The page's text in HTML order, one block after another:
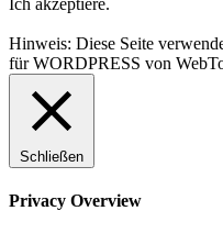
Hinweis: Diese Seite
für WORDPRESS von
Schließen
Privacy Overview